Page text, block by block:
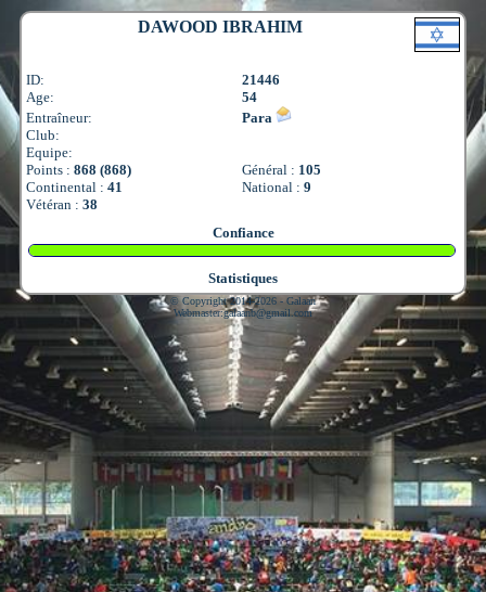
DAWOOD IBRAHIM
ID:
21446
Age:
54
Entraîneur:
Para
Club:
Equipe:
Points : 868 (868) Général : 105
Continental : 41 National : 9
Vétéran : 38
Confiance
Statistiques
© Copyright 2014-2026 - Galaan
Webmaster:galaanb@gmail.com